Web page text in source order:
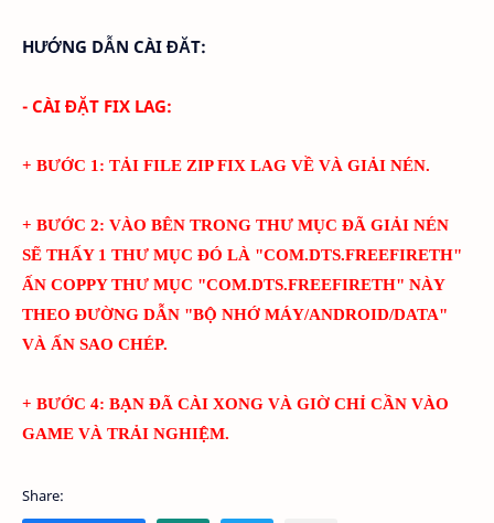
HƯỚNG DẪN CÀI ĐĂT:
- CÀI ĐẶT FIX LAG:
+ BƯỚC 1: TẢI FILE ZIP FIX LAG VỀ VÀ GIẢI NÉN.
+ BƯỚC 2: VÀO BÊN TRONG THƯ MỤC ĐÃ GIẢI NÉN
SẼ THẤY 1 THƯ MỤC ĐÓ LÀ "COM.DTS.FREEFIRETH"
ẤN COPPY THƯ MỤC "COM.DTS.FREEFIRETH" NÀY
THEO ĐƯỜNG DẪN "BỘ NHỚ MÁY/ANDROID/DATA"
VÀ ẤN SAO CHÉP.
+ BƯỚC 4: BẠN ĐÃ CÀI XONG VÀ GIỜ CHỈ CẦN VÀO
GAME VÀ TRẢI NGHIỆM.